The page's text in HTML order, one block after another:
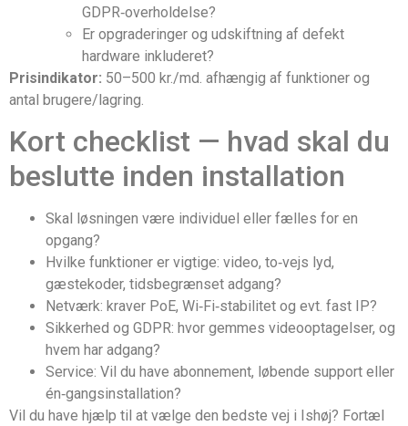
GDPR‑overholdelse?
Er opgraderinger og udskiftning af defekt
hardware inkluderet?
Prisindikator: 50–500 kr./md. afhængig af funktioner og
antal brugere/lagring.
Kort checklist — hvad skal du
beslutte inden installation
Skal løsningen være individuel eller fælles for en
opgang?
Hvilke funktioner er vigtige: video, to‑vejs lyd,
gæstekoder, tidsbegrænset adgang?
Netværk: kraver PoE, Wi‑Fi‑stabilitet og evt. fast IP?
Sikkerhed og GDPR: hvor gemmes videooptagelser, og
hvem har adgang?
Service: Vil du have abonnement, løbende support eller
én‑gangsinstallation?
Vil du have hjælp til at vælge den bedste vej i Ishøj? Fortæl